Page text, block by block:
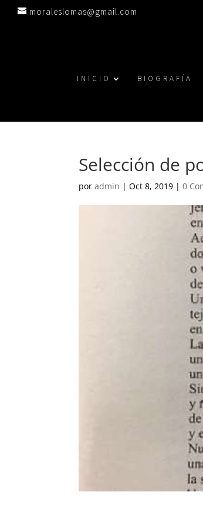
moraleslomas@gmail.com
INICIO BIOGRAFÍA
Selección de
poradmin |Oct 8, 2019 |0